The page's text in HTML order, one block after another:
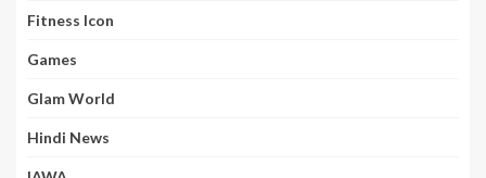
Fitness Icon
Games
Glam World
Hindi News